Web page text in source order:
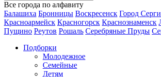
Все города по алфавиту
Балашиха Бронницы Воскресенск Город
Красноармейск Красногорск Краснознаменск
Пущино Реутов Рошаль Серебряные Пруды
Подборки
Молодежное
Семейные
Детям